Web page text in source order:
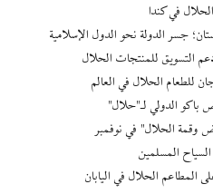
في كندا
جسر الدولة نحو الدول الإسلامية
التسويق للمنتجات الحلال
للطعام الحلال في العالم
الحلال" في نوفمبر
المسلمين
المطاعم الحلال في اليابان